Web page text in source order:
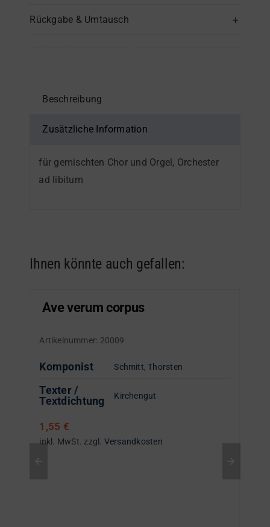
des
(1)
Einzelstimme
Rückgabe & Umtausch
Beschreibung
Zusätzliche Information
für gemischten Chor und Orgel, Orchester
ad libitum
Ihnen könnte auch gefallen:
Ave verum corpus
Artikelnummer: 20009
Komponist Schmitt, Thorsten
Texter /
Textdichtung
Kirchengut
1,55 €
inkl. MwSt. zzgl. Versandkosten